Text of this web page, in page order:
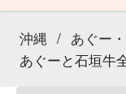
沖縄 / あぐー
あぐーと石垣牛